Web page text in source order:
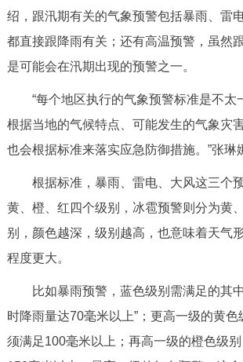
走进北京
北京概况 十六区概览
多语种
ENGLISH 한국어
DEUTSCH FRANÇAIS
ESPAÑOL العربية
绍，跟汛期有关的气象预警包括暴雨、雷
都直接跟降雨有关；还有高温预警，虽然
是可能会在汛期出现的预警之一。
“每个地区执行的气象预警标准是不太
根据当地的气候特点、可能发生的气象灾
也会根据标准来落实应急防御措施。”张琳
根据标准，暴雨、雷电、大风这三个
黄、橙、红四个级别，冰雹预警则分为黄
别，颜色越深，级别越高，也意味着天气
程度更大。
比如暴雨预警，蓝色级别需满足的其
时降雨量达70毫米以上”；更高一级的黄
须满足100毫米以上；再高一级的橙色级